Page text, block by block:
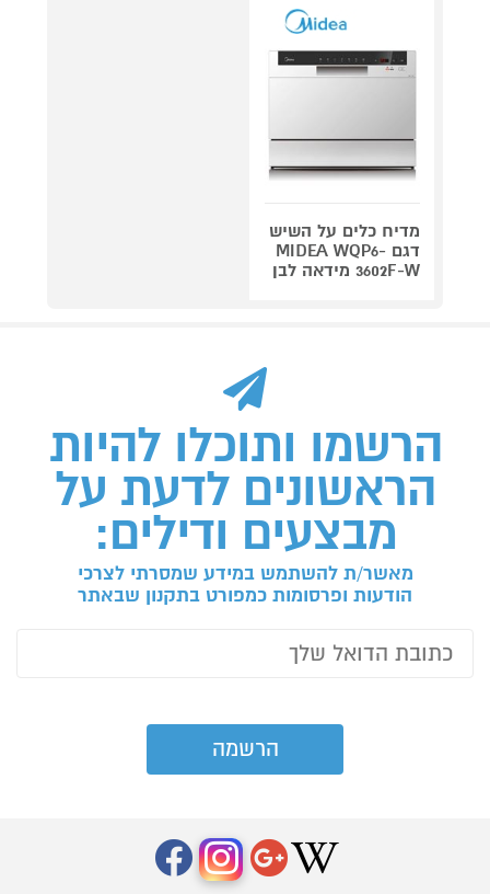
מדיח כלים על השיש
דגם MIDEA WQP6-
3602F-W מידאה לבן
הרשמו ותוכלו להיות
הראשונים לדעת על
מבצעים ודילים:
מאשר/ת להשתמש במידע שמסרתי לצרכי
הודעות ופרסומות כמפורט בתקנון שבאתר